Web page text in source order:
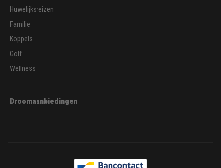
Huwelijksreizen
Familie
Koppels
Golf
Wellness
Droomaanbiedingen